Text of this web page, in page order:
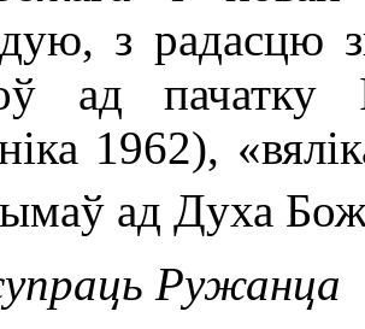
з радасцю
ад пачатку
1962),
ад Духа
Ружанца